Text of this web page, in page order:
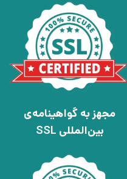
مجهز به گواهینامه‌ی
بین‌المللی SSL